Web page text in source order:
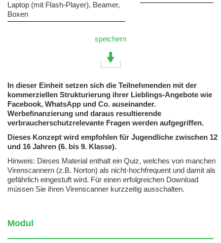
Laptop (mit Flash-Player), Beamer,
Boxen
speichern
In dieser Einheit setzen sich die Teilnehmenden mit der
kommerziellen Strukturierung ihrer Lieblings-Angebote wie
Facebook, WhatsApp und Co. auseinander.
Werbefinanzierung und daraus resultierende
verbraucherschutzrelevante Fragen werden aufgegriffen.
Dieses Konzept wird empfohlen für Jugendliche zwischen 12
und 16 Jahren (6. bis 9. Klasse).
Hinweis: Dieses Material enthalt ein Quiz, welches von manchen
Virenscannern (z.B. Norton) als nicht-hochfrequent und damit als
gefährlich eingestuft wird. Für einen erfolgreichen Download
müssen Sie ihren Virenscanner kurzzeitig ausschalten.
Modul